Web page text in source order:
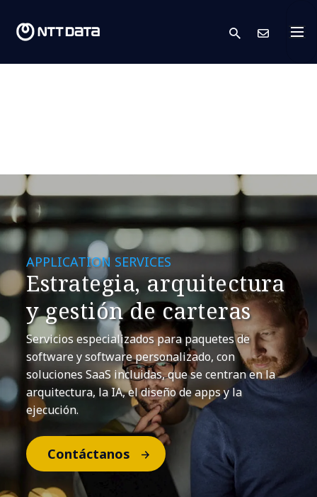
search
APPLICATION SERVICES
Estrategia, arquitectura
y gestión de carteras
Servicios especializados para paquetes de
software y software personalizado, con
soluciones SaaS incluidas, que se centran en la
arquitectura, la IA, el diseño de apps y la
ejecución.
Contáctanos